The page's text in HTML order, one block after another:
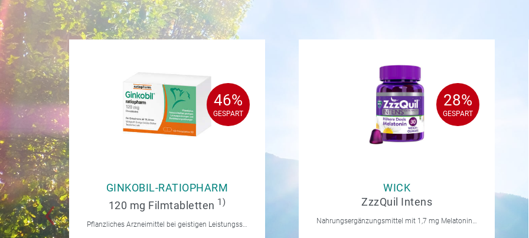
46%
GESPART
46%
GESPART
GINKOBIL-RATIOPHARM
120 mg Filmtabletten 1)
Pflanzliches Arzneimittel bei geistigen Leistungsstörungen und Durchblutungsstörungen.
28%
GESPART
28%
GESPART
WICK
ZzzQuil Intens
Nahrungsergänzungsmittel mit 1,7 mg Melatonin, Vitamin B6, Kamille, Lavendel und Baldrian. Mit natürlichem Waldfruchtgeschmack.